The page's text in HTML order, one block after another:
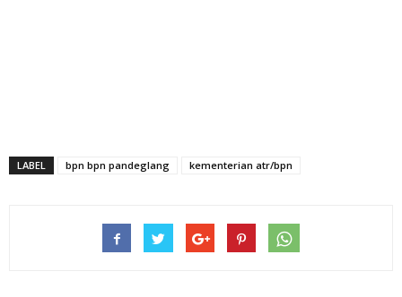
LABEL bpn bpn pandeglang kementerian atr/bpn